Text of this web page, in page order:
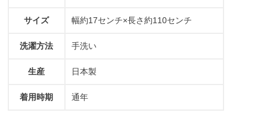
サイズ 幅約17センチ×長さ約110センチ
洗濯方法 手洗い
生産 日本製
着用時期 通年